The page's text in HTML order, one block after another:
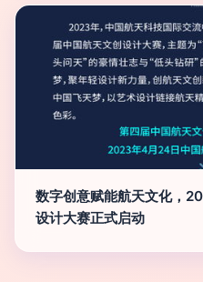
数字创意赋能航天文化，
设计大赛正式启动